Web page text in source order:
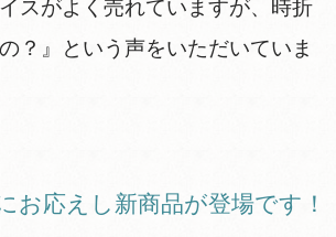
スがよく売れていますが、時折
？』という声をいただいていま
お応えし新商品が登場です！